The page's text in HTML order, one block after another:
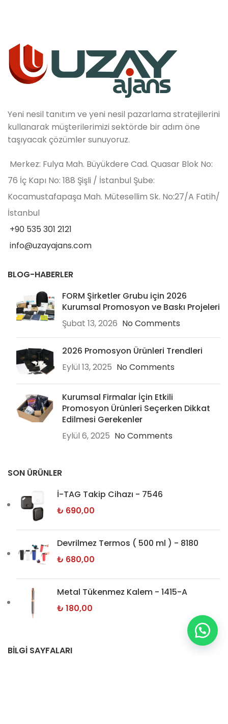
Yeni nesil tanıtım ve yeni nesil pazarlama stratejilerini
kullanarak müşterilerimizi sektörde bir adım öne
taşıyacak çözümler sunuyoruz.
Merkez: Fulya Mah. Büyükdere Cad. Quasar Blok No:
76 İç Kapı No: 188 Şişli / İstanbul Şube:
Kocamustafapaşa Mah. Mütesellim Sk. No:27/A Fatih/
İstanbul
+90 535 301 2121
info@uzayajans.com
BLOG-HABERLER
FORM Şirketler Grubu için 2026
Kurumsal Promosyon ve Baskı Projeleri
Şubat 13, 2026 No Comments
2026 Promosyon Ürünleri Trendleri
Eylül 13, 2025 No Comments
Kurumsal Firmalar İçin Etkili
Promosyon Ürünleri Seçerken Dikkat
Edilmesi Gerekenler
Eylül 6, 2025 No Comments
SON ÜRÜNLER
İ-TAG Takip Cihazı - 7546
₺ 690,00
Devrilmez Termos ( 500 ml ) - 8180
₺ 680,00
Metal Tükenmez Kalem - 1415-A
₺ 180,00
BİLGİ SAYFALARI